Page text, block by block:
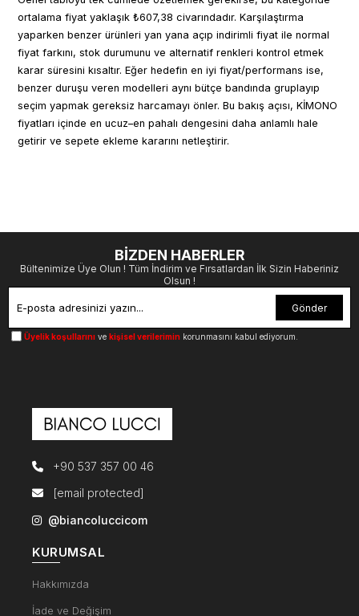
ortalama fiyat yaklaşık ₺607,38 civarındadır. Karşılaştırma
yaparken benzer ürünleri yan yana açıp indirimli fiyat ile normal
fiyat farkını, stok durumunu ve alternatif renkleri kontrol etmek
karar süresini kısaltır. Eğer hedefin en iyi fiyat/performans ise,
benzer duruşu veren modelleri aynı bütçe bandında gruplayıp
seçim yapmak gereksiz harcamayı önler. Bu bakış açısı, KİMONO
fiyatları içinde en ucuz–en pahalı dengesini daha anlamlı hale
getirir ve sepete ekleme kararını netleştirir.
BİZDEN HABERLER
Bültenimize Üye Olun ! Tüm İndirim ve Fırsatlardan İlk Sizin Haberiniz
Olsun !
Gönder
Üyelik koşullarını ve kişisel verilerimin korunmasını kabul ediyorum.
+90 537 357 00 46
[email protected]
@biancoluccicom
KURUMSAL
Hakkımızda
İade ve Değişim